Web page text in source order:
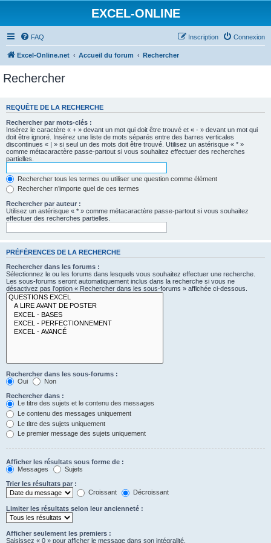
EXCEL-ONLINE
FAQ Connexion
Inscription
Excel-Online.net Accueil du forum Rechercher
Rechercher
REQUÊTE DE LA RECHERCHE
Rechercher par mots-clés :
Insérez le caractère « + » devant un mot qui doit être trouvé et « - » devant un mot qui
doit être ignoré. Insérez une liste de mots séparés entre des barres verticales
discontinues « | » si seul un des mots doit être trouvé. Utilisez un astérisque « * »
comme métacaractère passe-partout si vous souhaitez effectuer des recherches
partielles.
Rechercher tous les termes ou utiliser une question comme élément
Rechercher n’importe quel de ces termes
Rechercher par auteur :
Utilisez un astérisque « * » comme métacaractère passe-partout si vous souhaitez
effectuer des recherches partielles.
PRÉFÉRENCES DE LA RECHERCHE
Rechercher dans les forums :
Sélectionnez le ou les forums dans lesquels vous souhaitez effectuer une recherche.
Les sous-forums seront automatiquement inclus dans la recherche si vous ne
désactivez pas l’option « Rechercher dans les sous-forums » affichée ci-dessous.
Rechercher dans les sous-forums :
Oui
Non
Rechercher dans :
Le titre des sujets et le contenu des messages
Le contenu des messages uniquement
Le titre des sujets uniquement
Le premier message des sujets uniquement
Afficher les résultats sous forme de :
Messages
Sujets
Trier les résultats par :
Croissant
Décroissant
Limiter les résultats selon leur ancienneté :
Afficher seulement les premiers :
Saisissez « 0 » pour afficher le message dans son intégralité.